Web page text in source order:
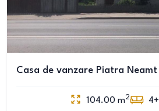
Casa de vanzare Piatra Neamt
104.00 m2 4+